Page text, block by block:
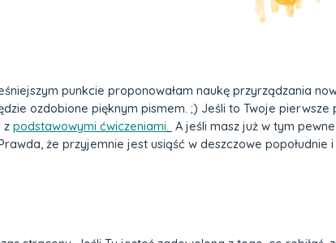
punkcie proponowałam naukę przyrządzania
ozdobione pięknym pismem. ;) Jeśli to Twoje pierwsze
z podstawowymi ćwiczeniami. A jeśli masz już w tym
że przyjemnie jest usiąść w deszczowe popołudnie